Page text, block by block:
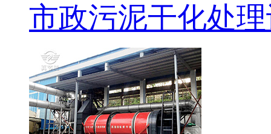
市政污泥干化处